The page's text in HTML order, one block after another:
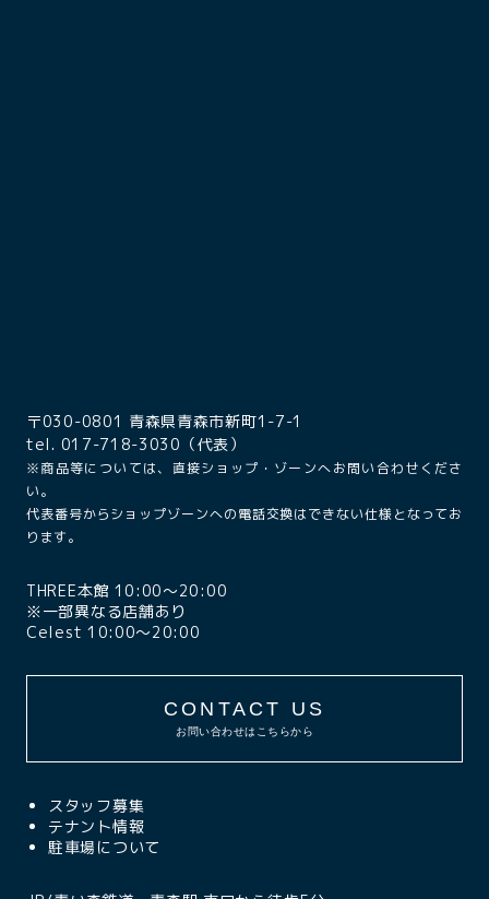
〒030-0801 青森県青森市新町1-7-1
tel. 017-718-3030（代表）
※商品等については、直接ショップ・ゾーンへお問い合わせくださ
い。
代表番号からショップゾーンへの電話交換はできない仕様となってお
ります。
THREE本館 10:00〜20:00
※一部異なる店舗あり
Celest 10:00〜20:00
CONTACT US
お問い合わせはこちらから
スタッフ募集
テナント情報
駐車場について